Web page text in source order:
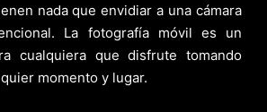
nada que envidiar a una cámara
La fotografía móvil es un
cualquiera que disfrute tomando
momento y lugar.